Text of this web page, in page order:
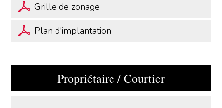
Grille de zonage
Plan d'implantation
Propriétaire / Courtier